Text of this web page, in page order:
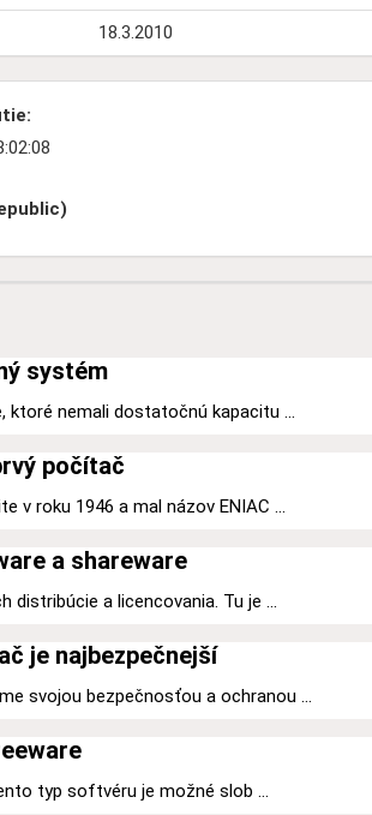
18.3.2010
systém
ktoré nemali dostatočnú kapacitu ...
počítač
v roku 1946 a mal názov ENIAC ...
a shareware
distribúcie a licencovania. Tu je ...
je najbezpečnejší
svojou bezpečnosťou a ochranou ...
typ softvéru je možné slob ...